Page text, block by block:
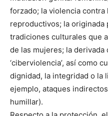
forzado; la violencia
reproductivos; la originada
tradiciones culturales que
de las mujeres; la
‘ciberviolencia’, así como
dignidad, la integridad o la
ejemplo, ataques
humillar).